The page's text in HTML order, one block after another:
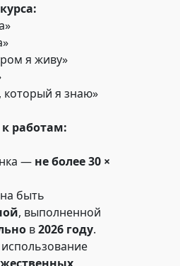
я живу»
который я знаю»
работам:
— не более 30 ×
быть
, выполненной
в2026 году.